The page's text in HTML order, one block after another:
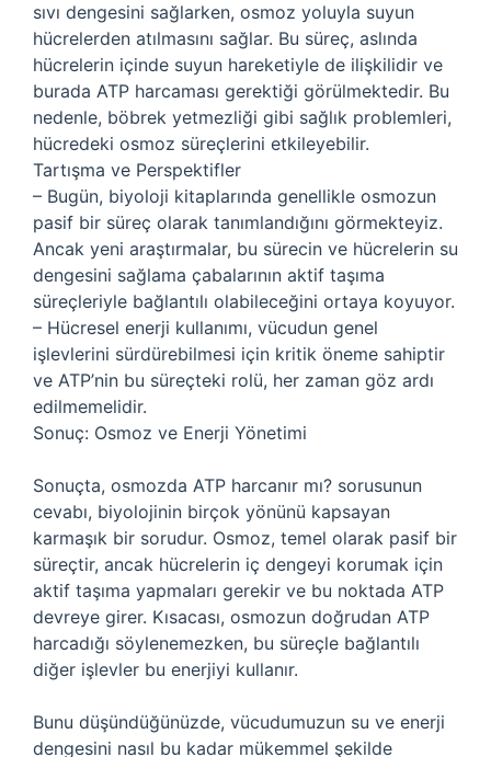
sıvı dengesini sağlarken, osmoz yoluyla suyun
hücrelerden atılmasını sağlar. Bu süreç, aslında
hücrelerin içinde suyun hareketiyle de ilişkilidir ve
burada ATP harcaması gerektiği görülmektedir. Bu
nedenle, böbrek yetmezliği gibi sağlık problemleri,
hücredeki osmoz süreçlerini etkileyebilir.
Tartışma ve Perspektifler
– Bugün, biyoloji kitaplarında genellikle osmozun
pasif bir süreç olarak tanımlandığını görmekteyiz.
Ancak yeni araştırmalar, bu sürecin ve hücrelerin su
dengesini sağlama çabalarının aktif taşıma
süreçleriyle bağlantılı olabileceğini ortaya koyuyor.
– Hücresel enerji kullanımı, vücudun genel
işlevlerini sürdürebilmesi için kritik öneme sahiptir
ve ATP’nin bu süreçteki rolü, her zaman göz ardı
edilmemelidir.
Sonuç: Osmoz ve Enerji Yönetimi
Sonuçta, osmozda ATP harcanır mı? sorusunun
cevabı, biyolojinin birçok yönünü kapsayan
karmaşık bir sorudur. Osmoz, temel olarak pasif bir
süreçtir, ancak hücrelerin iç dengeyi korumak için
aktif taşıma yapmaları gerekir ve bu noktada ATP
devreye girer. Kısacası, osmozun doğrudan ATP
harcadığı söylenemezken, bu süreçle bağlantılı
diğer işlevler bu enerjiyi kullanır.
Bunu düşündüğünüzde, vücudumuzun su ve enerji
dengesini nasıl bu kadar mükemmel şekilde